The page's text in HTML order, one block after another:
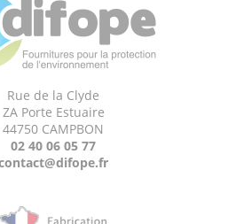
Rue de la Clyde
ZA Porte Estuaire
44750 CAMPBON
02 40 06 05 77